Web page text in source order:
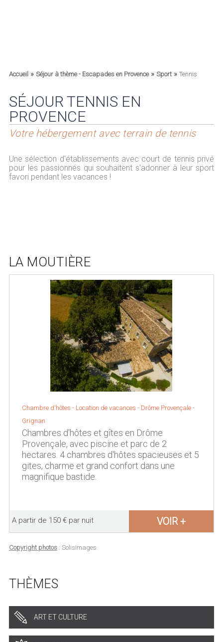
Accueil» Séjour à thème - Escapades en Provence» Sport» Tennis
SÉJOUR TENNIS EN
PROVENCE
Votre hébergement avec terrain de tennis
Une sélection d'établissements avec court de tennis privé
pour les passionnés qui souhaitent s'adonner à leur sport
favori pendant les vacances !
LA MOUTIÈRE
Chambre d'hôtes - Location de vacances - Drôme Provençale -
Grignan
Chambres d'hôtes et gîtes en Drôme
Provençale, avec piscine et parc de 2
hectares. 4 chambres d'hôtes spacieuses et 5
gites, charme et grand confort dans une
magnifique bastide.
A partir de 150 € par nuit VOIR +
Copyright photos: SolisImages
THÈMES
ART ET CULTURE